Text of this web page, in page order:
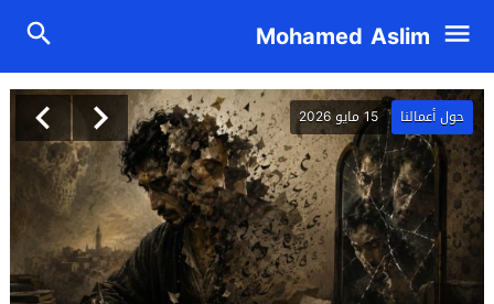
Mohamed Aslim
حول أعمالنا 15 مايو 2026